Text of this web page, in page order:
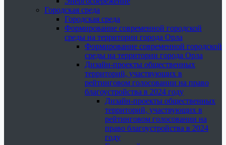
Городская среда
Городская среда
Формирование современной городской
среды на территории города Орла
Формирование современной городской
среды на территории города Орла
Дизайн-проекты общественных
территорий, участвующих в
рейтинговом голосовании на право
благоустройства в 2024 году
Дизайн-проекты общественных
территорий, участвующих в
рейтинговом голосовании на
право благоустройства в 2024
году